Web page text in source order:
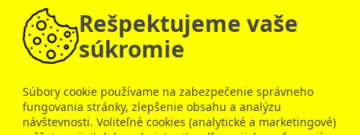
Návod pre jednotlivcov
Návod pre školy
Raabe Slovensko
Dobrý deň, ako vám môžem pomôcť?
Rešpektujeme vaše
súkromie
Súbory cookie používame na zabezpečenie správneho
fungovania stránky, zlepšenie obsahu a analýzu
návštevnosti. Voliteľné cookies (analytické a marketingové)